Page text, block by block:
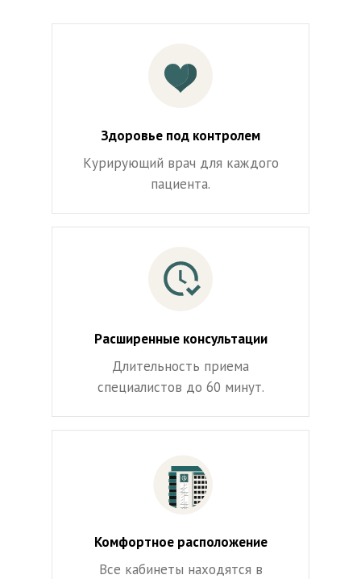
Здоровье под контролем
Курирующий врач для каждого
пациента.
Расширенные консультации
Длительность приема
специалистов до 60 минут.
Комфортное расположение
Все кабинеты находятся в